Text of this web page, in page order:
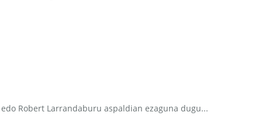
Robert Larrandaburu aspaldian ezaguna dugu...